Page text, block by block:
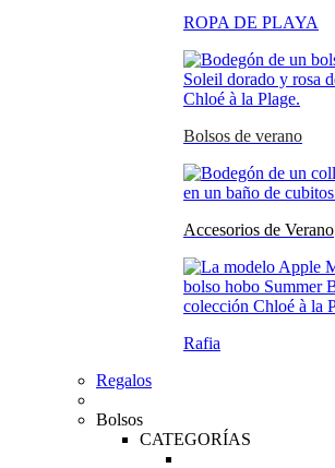
ROPA DE PLAYA
Bolsos de verano
Accesorios de Verano
Rafia
Regalos
Bolsos
CATEGORÍAS